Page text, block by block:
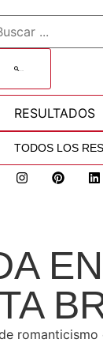
RESULTADOS
TODOS LOS
romanticismo